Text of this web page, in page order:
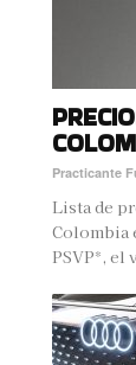
Practicante
Lista de
Colombia
PSVP*, el